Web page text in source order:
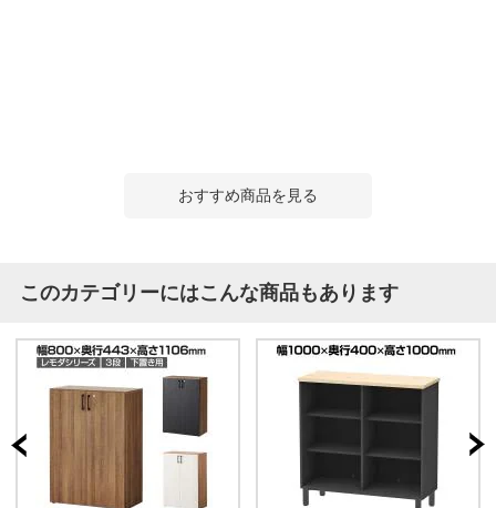
おすすめ商品を見る
このカテゴリーにはこんな商品もあります